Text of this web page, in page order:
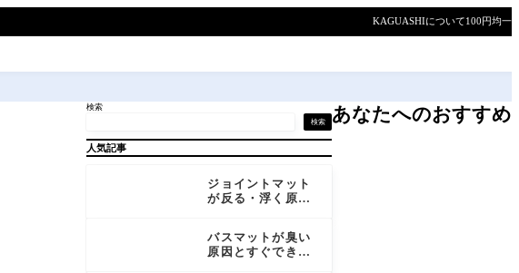
KAGUASHIについて100円均一
検索
検索
人気記事
ジョイントマット
が反る・浮く原因
説
バスマットが臭い
原因とすぐできる
あなたへのおすすめ